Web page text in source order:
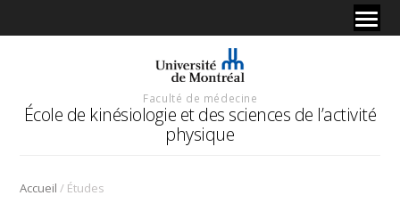
Faculté de médecine
École de kinésiologie et des sciences de l’activité
physique
Accueil / Études